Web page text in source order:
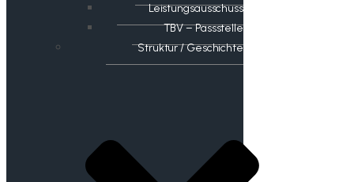
Leistungsausschuss
TBV – Passstelle
Struktur / Geschichte